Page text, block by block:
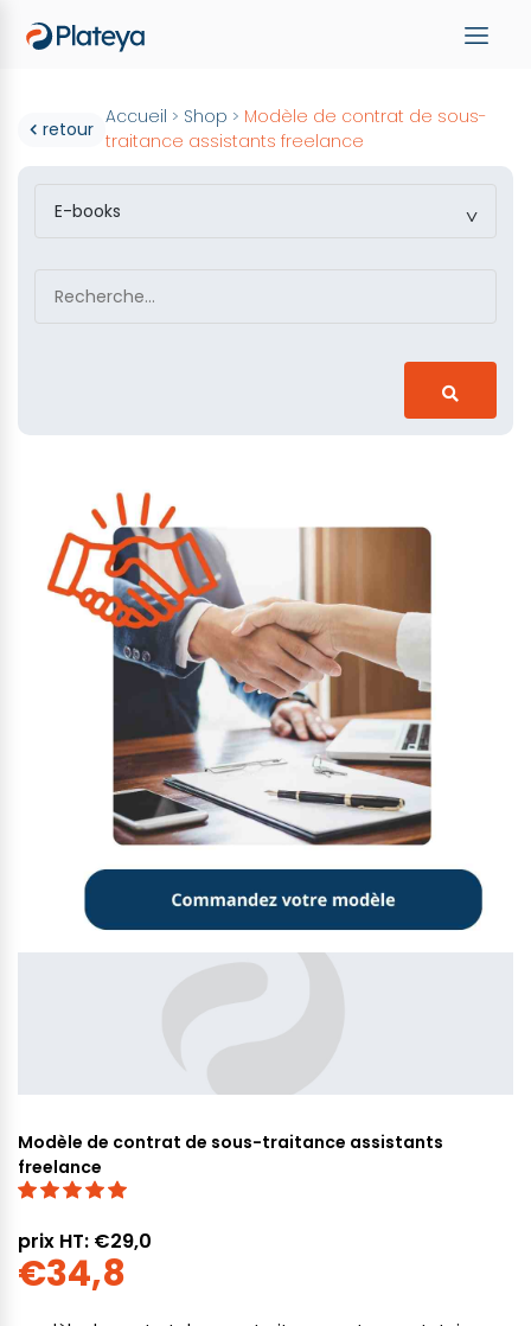
retour
Accueil > Shop > Modèle de contrat de sous-
traitance assistants freelance
Modèle de contrat de sous-traitance assistants
freelance
prix HT: €29,0
€34,8